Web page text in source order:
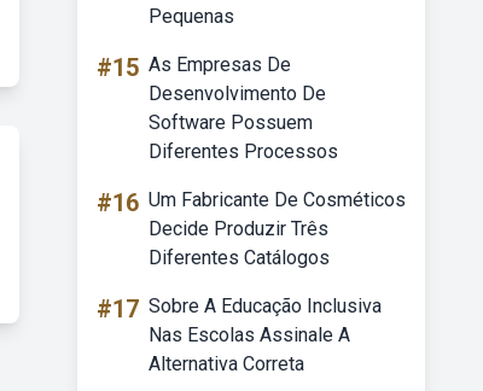
Pequenas
#15 As Empresas De
Desenvolvimento De
Software Possuem
Diferentes Processos
#16 Um Fabricante De Cosméticos
Decide Produzir Três
Diferentes Catálogos
#17 Sobre A Educação Inclusiva
Nas Escolas Assinale A
Alternativa Correta